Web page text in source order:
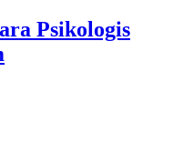
Psikologis